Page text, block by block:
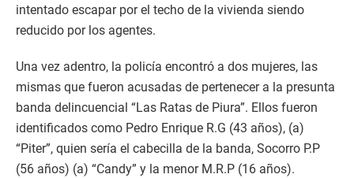
intentado escapar por el techo de la vivienda siendo
reducido por los agentes.
Una vez adentro, la policía encontró a dos mujeres, las
mismas que fueron acusadas de pertenecer a la presunta
banda delincuencial “Las Ratas de Piura”. Ellos fueron
identificados como Pedro Enrique R.G (43 años), (a)
“Piter”, quien sería el cabecilla de la banda, Socorro P.P
(56 años) (a) “Candy” y la menor M.R.P (16 años).